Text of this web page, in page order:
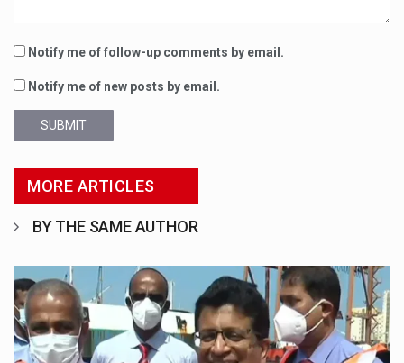
Notify me of follow-up comments by email.
Notify me of new posts by email.
SUBMIT
MORE ARTICLES
BY THE SAME AUTHOR